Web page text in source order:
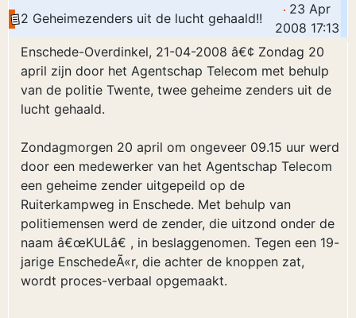
2 Geheimezenders uit de lucht gehaald!!
23 Apr
2008 17:13
Enschede-Overdinkel, 21-04-2008 â€¢ Zondag 20
april zijn door het Agentschap Telecom met behulp
van de politie Twente, twee geheime zenders uit de
lucht gehaald.
Zondagmorgen 20 april om ongeveer 09.15 uur werd
door een medewerker van het Agentschap Telecom
een geheime zender uitgepeild op de
Ruiterkampweg in Enschede. Met behulp van
politiemensen werd de zender, die uitzond onder de
naam â€œKULâ€ , in beslaggenomen. Tegen een 19-
jarige EnschedeÃ«r, die achter de knoppen zat,
wordt proces-verbaal opgemaakt.